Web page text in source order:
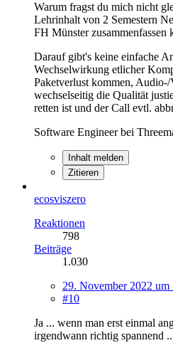
Warum fragst du mich nicht
Lehrinhalt von 2 Semestern
FH Münster zusammenfassen
Darauf gibt's keine einfache
Wechselwirkung etlicher
Paketverlust kommen,
wechselseitig die Qualität
retten ist und der Call evtl.
Software Engineer bei
Inhalt melden
Zitieren
ecosviszero
Reaktionen
798
Beiträge
1.030
29. November 2022 um
#10
Ja ... wenn man erst einmal
irgendwann richtig spannend